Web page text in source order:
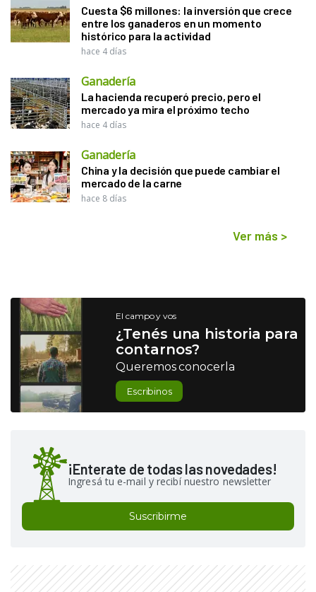
Cuesta $6 millones: la inversión que crece
entre los ganaderos en un momento
histórico para la actividad
hace 4 días
Ganadería
La hacienda recuperó precio, pero el
mercado ya mira el próximo techo
hace 4 días
Ganadería
China y la decisión que puede cambiar el
mercado de la carne
hace 8 días
Ver más >
El campo y vos
¿Tenés una historia para
contarnos?
Queremos conocerla
Escribinos
¡Enterate de todas las novedades!
Ingresá tu e-mail y recibí nuestro newsletter
Suscribirme